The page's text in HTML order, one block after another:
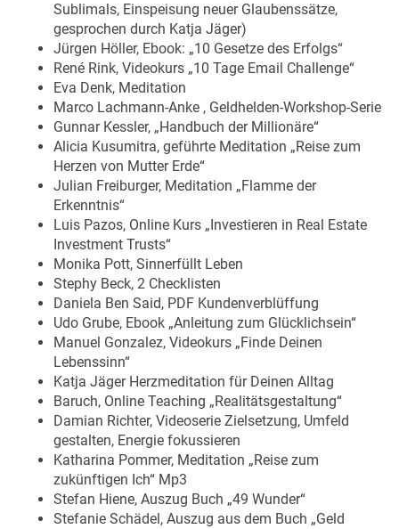
Sublimals, Einspeisung neuer Glaubenssätze,
gesprochen durch Katja Jäger)
Jürgen Höller, Ebook: „10 Gesetze des Erfolgs“
René Rink, Videokurs „10 Tage Email Challenge“
Eva Denk, Meditation
Marco Lachmann-Anke , Geldhelden-Workshop-Serie
Gunnar Kessler, „Handbuch der Millionäre“
Alicia Kusumitra, geführte Meditation „Reise zum
Herzen von Mutter Erde“
Julian Freiburger, Meditation „Flamme der
Erkenntnis“
Luis Pazos, Online Kurs „Investieren in Real Estate
Investment Trusts“
Monika Pott, Sinnerfüllt Leben
Stephy Beck, 2 Checklisten
Daniela Ben Said, PDF Kundenverblüffung
Udo Grube, Ebook „Anleitung zum Glücklichsein“
Manuel Gonzalez, Videokurs „Finde Deinen
Lebenssinn“
Katja Jäger Herzmeditation für Deinen Alltag
Baruch, Online Teaching „Realitätsgestaltung“
Damian Richter, Videoserie Zielsetzung, Umfeld
gestalten, Energie fokussieren
Katharina Pommer, Meditation „Reise zum
zukünftigen Ich“ Mp3
Stefan Hiene, Auszug Buch „49 Wunder“
Stefanie Schädel, Auszug aus dem Buch „Geld